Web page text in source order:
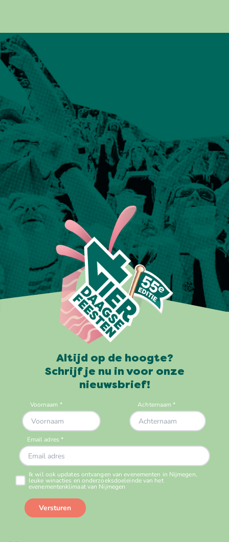
Altijd op de hoogte?
Schrijf je nu in voor onze
nieuwsbrief!